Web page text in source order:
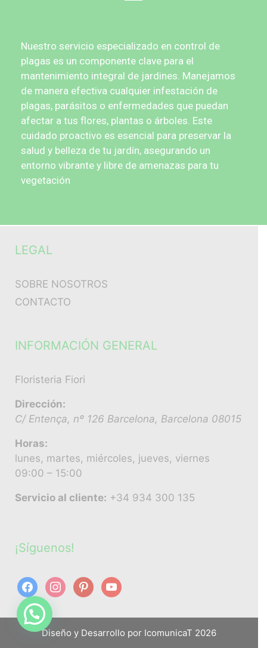
Nuestro servicio especializado en control de
plagas es un componente clave para el
mantenimiento integral de jardines. Manejamos
de manera efectiva cualquier infestación de
plagas, parásitos o enfermedades que puedan
afectar a tus flores, plantas o árboles. Este
cuidado proactivo es esencial para preservar la
salud y belleza de tu jardín, asegurando un
entorno vibrante y libre de amenazas para tu
vegetación
LEGAL
SOBRE NOSOTROS
CONTACTO
INFORMACIÓN GENERAL
Floristeria Fiori
Dirección:
C/ Entença, nº 126 Barcelona, Barcelona 08015
Horas:
lunes, martes, miércoles, jueves, viernes
09:00 – 15:00
Servicio al cliente: +34 934 300 135
¡Síguenos!
Diseño y Desarrollo por IcomunicaT 2026